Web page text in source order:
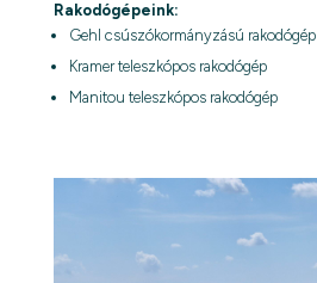
Rakodógépeink:
Gehl csúszókormányzású rakodógép
Kramer teleszkópos rakodógép
Manitou teleszkópos rakodógép